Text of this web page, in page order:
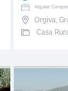
Alquiler:
Orgiva
Casa